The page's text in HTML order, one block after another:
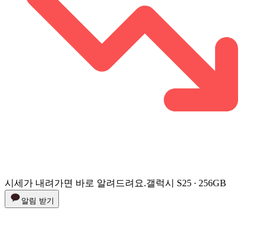
시세가 내려가면 바로 알려드려요.갤럭시 S25 ∙ 256GB
알림 받기